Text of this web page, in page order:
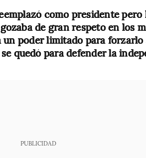
como presidente pero
de gran respeto en los
poder limitado para forzarlo
quedó para defender la
PUBLICIDAD